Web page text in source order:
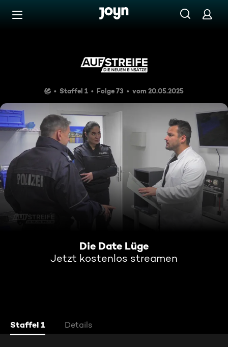
Zum Inhalt springen
Die Date Lüge
Staffel 1 Folge 73 vom 20.05.2025
Die Date Lüge
Jetzt kostenlos streamen
Staffel 1 Details